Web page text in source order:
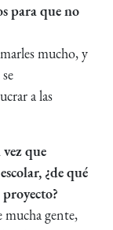
para que no
mucho, y
a las
vez que
¿de qué
mucha gente,